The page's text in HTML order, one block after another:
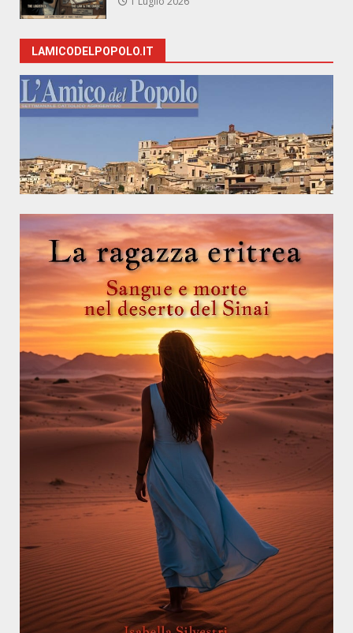
LAMICODELPOPOLO.IT